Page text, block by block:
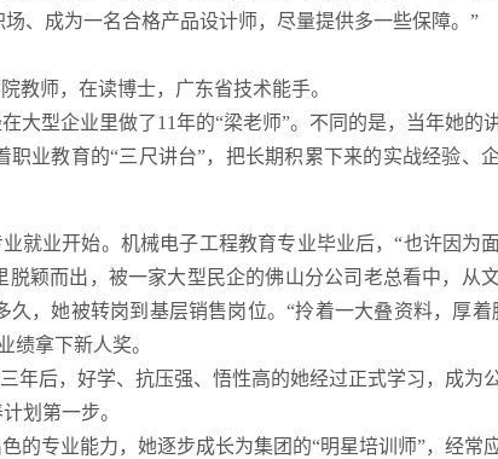
、成为一名合格产品设计师，尽量提供多一些保障。”
教师，在读博士，广东省技术能手。
大型企业里做了11年的“梁老师”。不同的是，当年她的
业教育的“三尺讲台”，把长期积累下来的实战经验、
就业开始。机械电子工程教育专业毕业后，“也许因为
脱颖而出，被一家大型民企的佛山分公司老总看中，从
，她被转岗到基层销售岗位。“拎着一大叠资料，厚着
绩拿下新人奖。
年后，好学、抗压强、悟性高的她经过正式学习，成为
划第一步。
的专业能力，她逐步成长为集团的“明星培训师”，经常